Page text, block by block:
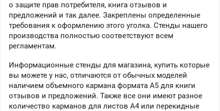
о защите прав потребителя, книга отзывов и
предложений и так далее. Закреплены определенные
требования к оформлению этого уголка. Стенды нашего
производства полностью соответствуют всем
регламентам.
Информационные стенды для магазина, купить которые
вы можете у нас, отличаются от обычных моделей
наличием объемного кармана формата А5 для книги
отзывов и предложений. Также все они имеют разное
количество карманов для листов А4 или перекидные